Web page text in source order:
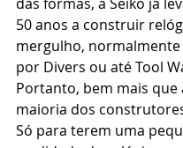
50 anos a construir
mergulho,
por Divers ou até Tool
Portanto, bem mais que
maioria dos
Só para terem uma